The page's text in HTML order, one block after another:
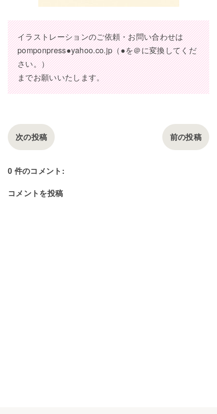
イラストレーションのご依頼・お問い合わせは
pomponpress●yahoo.co.jp（●を＠に変換してくだ
さい。）
までお願いいたします。
次の投稿 前の投稿
0 件のコメント:
コメントを投稿